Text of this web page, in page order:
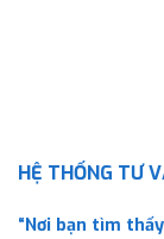
HỆ THỐNG TƯ
“Nơi bạn tìm